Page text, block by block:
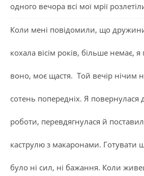
одного вечора всі мої мрії
Коли мені повідомили, що
кохала вісім років, більше немає,
воно, моє щастя. Той вечір нічим
сотень попередніх. Я повернулася
роботи, перевдягнулася й
каструлю з макаронами. Готувати
було ні сил, ні бажання. Коли